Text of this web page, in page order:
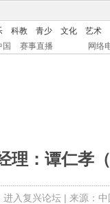
科教 青少 文化
艺术
国 赛事直播 网络
理：谭仁孝
进入复兴论坛| 来源：